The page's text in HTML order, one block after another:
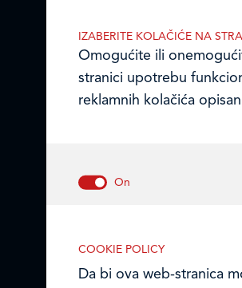
Email:ledo@ledo.hr
OIB 07179054100
Matični broj (MB): 4938763
Ledo u inozemstvu
COOKIE POLICY
Da bi ova web-stranica
IZABERITE KOLAČIĆE NA
Omogućite ili
stranici upotrebu
reklamnih kolačića
Nužni kolačići omogućuju
funkcionalnosti. Bez ovih